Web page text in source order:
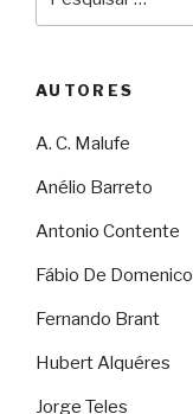
por:
AUTORES
A. C. Malufe
Anélio Barreto
Antonio Contente
Fábio De Domenico
Fernando Brant
Hubert Alquéres
Jorge Teles